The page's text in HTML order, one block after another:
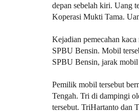
depan sebelah kiri. Uang
Koperasi Mukti Tama.
Kejadian pemecahan
SPBU Bensin. Mobil
SPBU Bensin, jarak mobil
Pemilik mobil tersebut
Tengah. Tri di dampingi
tersebut. TriHartanto dan